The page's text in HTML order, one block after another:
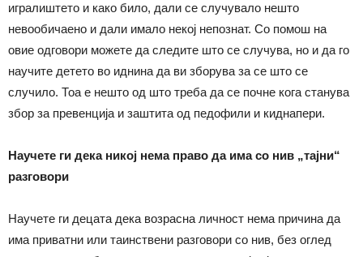
игралиштето и како било, дали се случувало нешто
невообичаено и дали имало некој непознат. Со помош на
овие одговори можете да следите што се случува, но и да го
научите детето во иднина да ви зборува за се што се
случило. Тоа е нешто од што треба да се почне кога станува
збор за превенција и заштита од педофили и киднапери.
Научете ги дека никој нема право да има со нив „тајни“
разговори
Научете ги децата дека возрасна личност нема причина да
има приватни или таинствени разговори со нив, без оглед